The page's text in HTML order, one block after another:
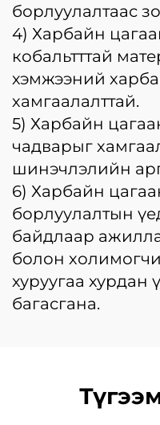
борлуулалтаас
4) Харбайн
кобальтттай
хэмжээний
хамгаалалттай.
5) Харбайн
чадварыг
шинэчлэлийн
6) Харбайн
борлуулалтын
байдлаар
болон
хуруугаа хурдан
багасгана.